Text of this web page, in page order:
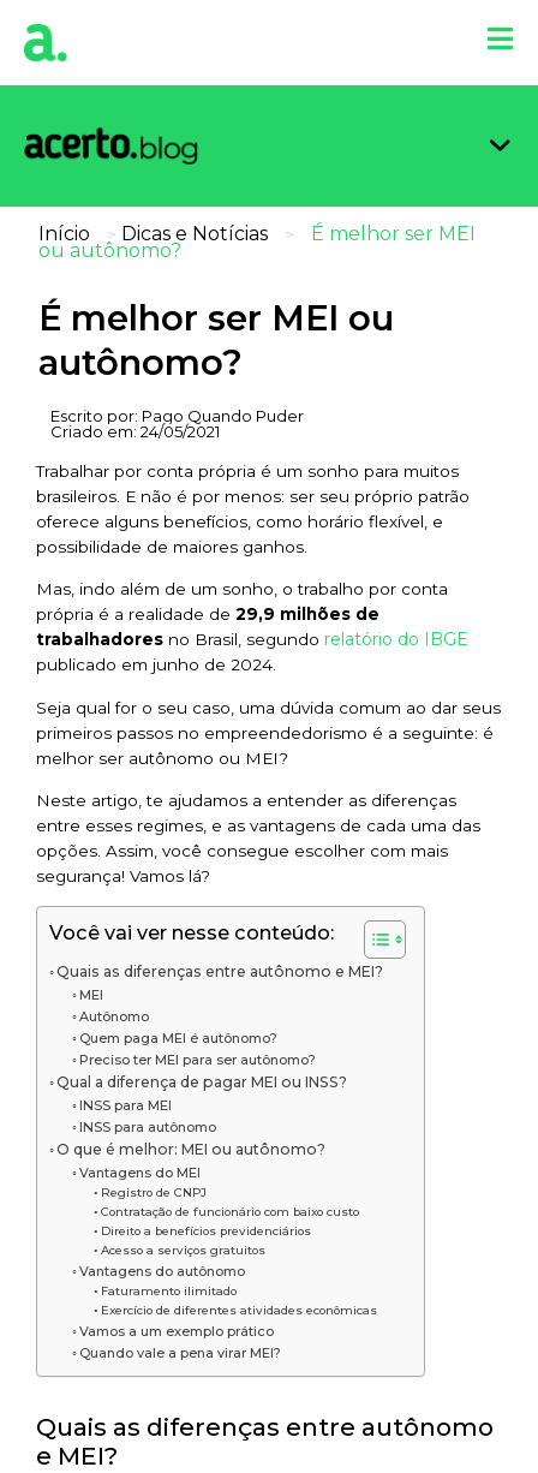
Início > Dicas e Notícias > É melhor ser MEI
ou autônomo?
É melhor ser MEI ou
autônomo?
Escrito por: Pago Quando Puder
Criado em: 24/05/2021
Trabalhar por conta própria é um sonho para muitos
brasileiros. E não é por menos: ser seu próprio patrão
oferece alguns benefícios, como horário flexível, e
possibilidade de maiores ganhos.
Mas, indo além de um sonho, o trabalho por conta
própria é a realidade de 29,9 milhões de
trabalhadores no Brasil, segundo relatório do IBGE
publicado em junho de 2024.
Seja qual for o seu caso, uma dúvida comum ao dar seus
primeiros passos no empreendedorismo é a seguinte: é
melhor ser autônomo ou MEI?
Neste artigo, te ajudamos a entender as diferenças
entre esses regimes, e as vantagens de cada uma das
opções. Assim, você consegue escolher com mais
segurança! Vamos lá?
Você vai ver nesse conteúdo:
Quais as diferenças entre autônomo e MEI?
MEI
Autônomo
Quem paga MEI é autônomo?
Preciso ter MEI para ser autônomo?
Qual a diferença de pagar MEI ou INSS?
INSS para MEI
INSS para autônomo
O que é melhor: MEI ou autônomo?
Vantagens do MEI
Registro de CNPJ
Contratação de funcionário com baixo custo
Direito a benefícios previdenciários
Acesso a serviços gratuitos
Vantagens do autônomo
Faturamento ilimitado
Exercício de diferentes atividades econômicas
Vamos a um exemplo prático
Quando vale a pena virar MEI?
Quais as diferenças entre autônomo
e MEI?